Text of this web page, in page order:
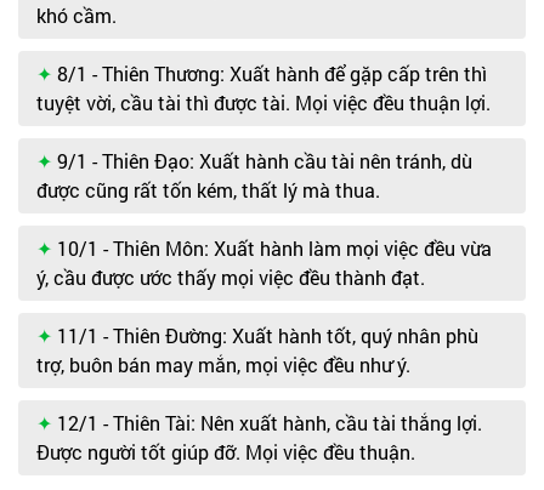
khó cầm.
8/1 - Thiên Thương: Xuất hành để gặp cấp trên thì
tuyệt vời, cầu tài thì được tài. Mọi việc đều thuận lợi.
9/1 - Thiên Đạo: Xuất hành cầu tài nên tránh, dù
được cũng rất tốn kém, thất lý mà thua.
10/1 - Thiên Môn: Xuất hành làm mọi việc đều vừa
ý, cầu được ước thấy mọi việc đều thành đạt.
11/1 - Thiên Đường: Xuất hành tốt, quý nhân phù
trợ, buôn bán may mắn, mọi việc đều như ý.
12/1 - Thiên Tài: Nên xuất hành, cầu tài thắng lợi.
Được người tốt giúp đỡ. Mọi việc đều thuận.